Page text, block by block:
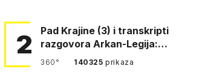
2
Pad Krajine (3) i transkripti
razgovora Arkan-Legija:
'Čujem, prelazite ustašam…
360° 140325prikaza